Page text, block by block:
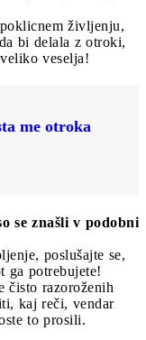
življenju,
bi delala z otroki,
veselja!
me otroka
se znašli v podobni
poslušajte se,
ga potrebujete!
čisto razoroženih
kaj reči, vendar
to prosili.